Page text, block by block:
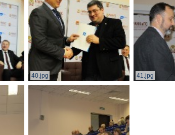
40.jpg 41.jpg